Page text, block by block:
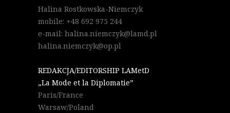
Halina Rostkowska-Niemczyk
mobile: +48 692 975 244
e-mail: halina.niemczyk@lamd.pl
halina.niemczyk@op.pl
REDAKCJA/EDITORSHIP LAMetD
„La Mode et la Diplomatie”
Paris/France
Warsaw/Poland